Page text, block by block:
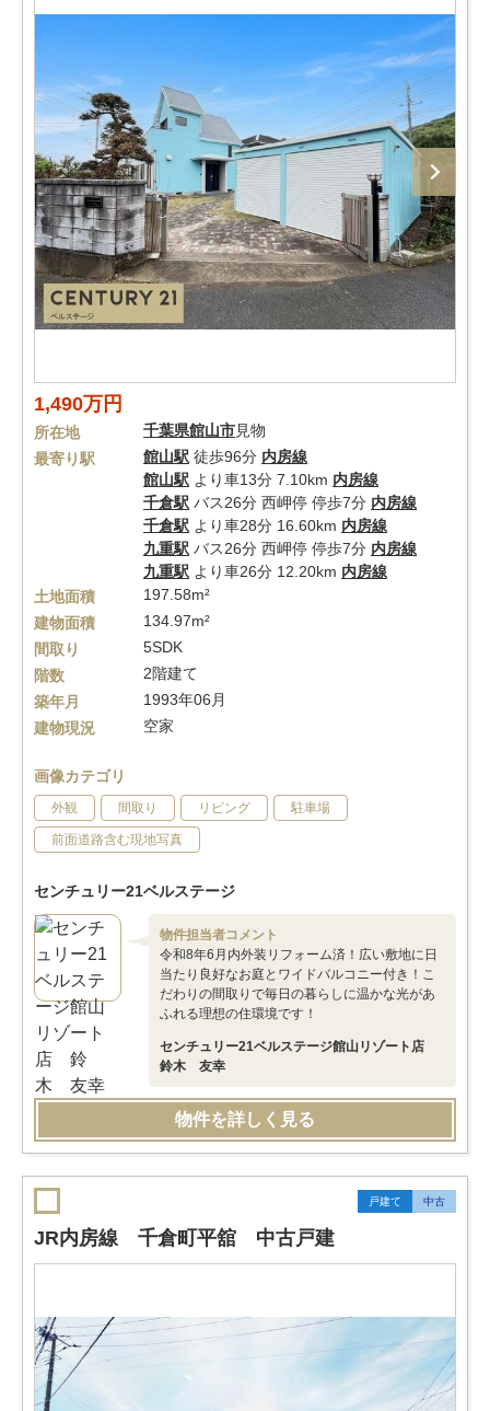
1,490万円
所在地 千葉県館山市見物
最寄り駅
館山駅 徒歩96分 内房線
館山駅 より車13分 7.10km 内房線
千倉駅 バス26分 西岬停 停歩7分 内房線
千倉駅 より車28分 16.60km 内房線
九重駅 バス26分 西岬停 停歩7分 内房線
九重駅 より車26分 12.20km 内房線
土地面積
197.58m²
建物面積
134.97m²
間取り
5SDK
階数
2階建て
築年月
1993年06月
建物現況
空家
画像カテゴリ
外観 間取り リビング 駐車場
前面道路含む現地写真
センチュリー21ベルステージ
物件担当者コメント
令和8年6月内外装リフォーム済！広い敷地に日
当たり良好なお庭とワイドバルコニー付き！こ
だわりの間取りで毎日の暮らしに温かな光があ
ふれる理想の住環境です！
センチュリー21ベルステージ館山リゾート店
鈴木 友幸
物件を詳しく見る
戸建て 中古
JR内房線 千倉町平舘 中古戸建